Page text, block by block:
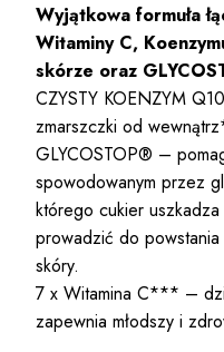
Wyjątkowa formuła
Witaminy C,
skórze oraz
CZYSTY KOENZYM
zmarszczki od
GLYCOSTOP® –
spowodowanym przez
którego cukier
prowadzić do
skóry.
7 x Witamina C*** –
zapewnia młodszy i